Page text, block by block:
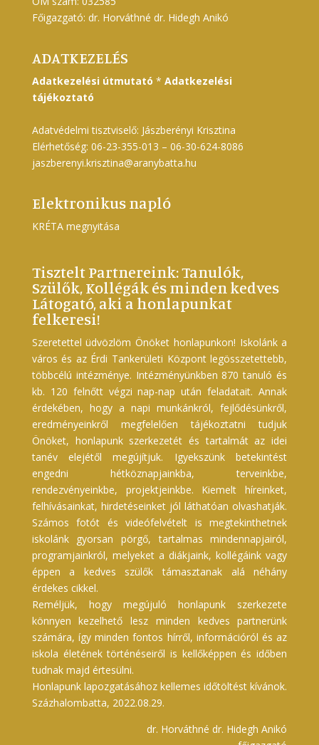
Főigazgató: dr. Horváthné dr. Hidegh Anikó
ADATKEZELÉS
Adatkezelési útmutató * Adatkezelési
tájékoztató
Adatvédelmi tisztviselő: Jászberényi Krisztina
Elérhetőség: 06-23-355-013 – 06-30-624-8086
jaszberenyi.krisztina@aranybatta.hu
Elektronikus napló
KRÉTA megnyitása
Tisztelt Partnereink: Tanulók,
Szülők, Kollégák és minden kedves
Látogató, aki a honlapunkat
felkeresi!
Szeretettel üdvözlöm Önöket honlapunkon! Iskolánk a
város és az Érdi Tankerületi Központ legösszetettebb,
többcélú intézménye. Intézményünkben 870 tanuló és
kb. 120 felnőtt végzi nap-nap után feladatait. Annak
érdekében, hogy a napi munkánkról, fejlődésünkről,
eredményeinkről megfelelően tájékoztatni tudjuk
Önöket, honlapunk szerkezetét és tartalmát az idei
tanév elejétől megújítjuk. Igyekszünk betekintést
engedni hétköznapjainkba, terveinkbe,
rendezvényeinkbe, projektjeinkbe. Kiemelt híreinket,
felhívásainkat, hirdetéseinket jól láthatóan olvashatják.
Számos fotót és videófelvételt is megtekinthetnek
iskolánk gyorsan pörgő, tartalmas mindennapjairól,
programjainkról, melyeket a diákjaink, kollégáink vagy
éppen a kedves szülők támasztanak alá néhány
érdekes cikkel.
Reméljük, hogy megújuló honlapunk szerkezete
könnyen kezelhető lesz minden kedves partnerünk
számára, így minden fontos hírről, információról és az
iskola életének történéseiről is kellőképpen és időben
tudnak majd értesülni.
Honlapunk lapozgatásához kellemes időtöltést kívánok.
Százhalombatta, 2022.08.29.
dr. Horváthné dr. Hidegh Anikó